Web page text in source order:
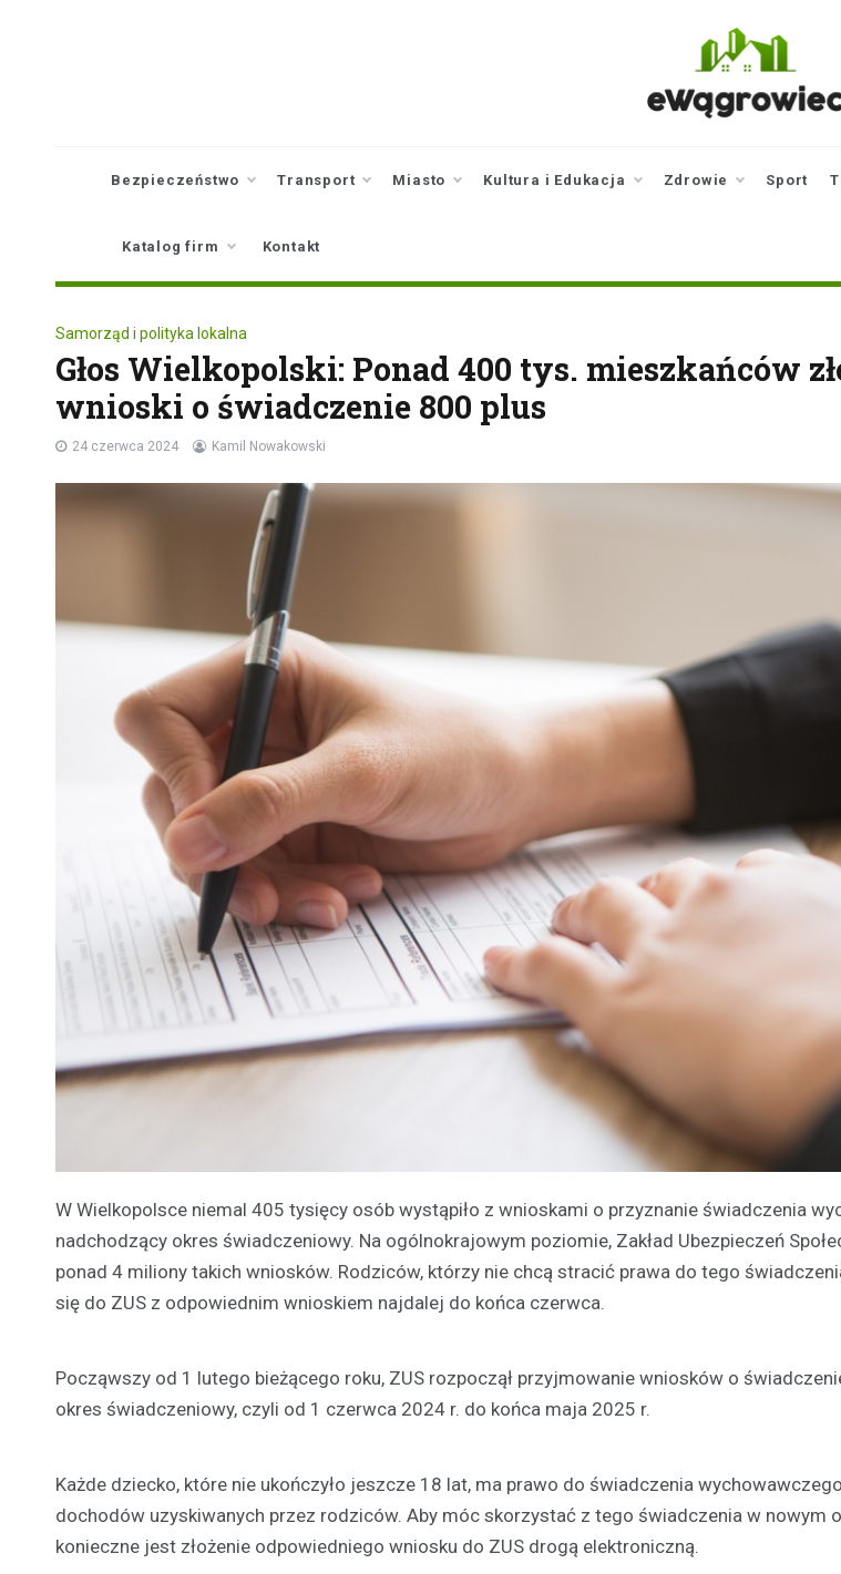
Bezpieczeństwo Transport Miasto Kultura i Edukacja Zdrowie Sport
Katalog firm Kontakt
Samorząd i polityka lokalna
Głos Wielkopolski: Ponad 400 tys. mieszkańców
wnioski o świadczenie 800 plus
24 czerwca 2024 Kamil Nowakowski
W Wielkopolsce niemal 405 tysięcy osób wystąpiło z wnioskami o przyznanie świadczenia
nadchodzący okres świadczeniowy. Na ogólnokrajowym poziomie, Zakład Ubezpieczeń
ponad 4 miliony takich wniosków. Rodziców, którzy nie chcą stracić prawa do tego
się do ZUS z odpowiednim wnioskiem najdalej do końca czerwca.
Począwszy od 1 lutego bieżącego roku, ZUS rozpoczął przyjmowanie wniosków o
okres świadczeniowy, czyli od 1 czerwca 2024 r. do końca maja 2025 r.
Każde dziecko, które nie ukończyło jeszcze 18 lat, ma prawo do świadczenia
dochodów uzyskiwanych przez rodziców. Aby móc skorzystać z tego świadczenia w nowym
konieczne jest złożenie odpowiedniego wniosku do ZUS drogą elektroniczną.